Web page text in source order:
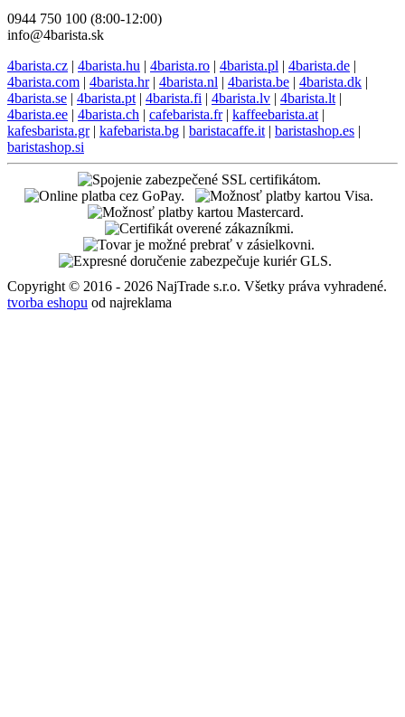
0944 750 100 (8:00-12:00)
info@4barista.sk
4barista.cz | 4barista.hu | 4barista.ro | 4barista.pl | 4barista.de |
4barista.com | 4barista.hr| 4barista.nl | 4barista.be | 4barista.dk |
4barista.se | 4barista.pt | 4barista.fi | 4barista.lv | 4barista.lt |
4barista.ee | 4barista.ch | cafebarista.fr| kaffeebarista.at |
kafesbarista.gr| kafebarista.bg | baristacaffe.it | baristashop.es |
baristashop.si
Copyright © 2016 - 2026 NajTrade s.r.o. Všetky práva vyhradené.
tvorba eshopu od najreklama